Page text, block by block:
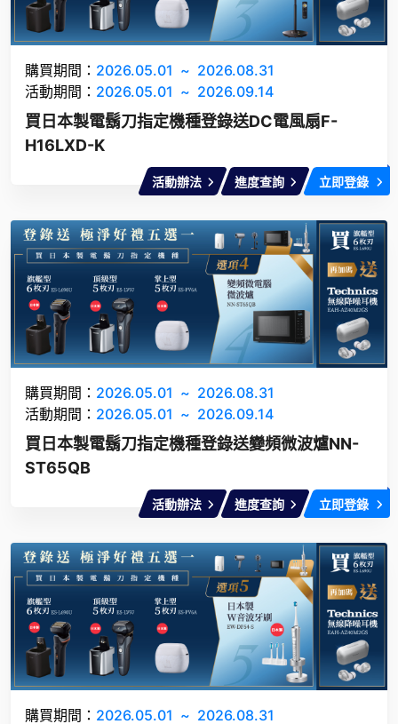
購買期間： 2026.05.01 ~ 2026.08.31
活動期間： 2026.05.01 ~ 2026.09.14
買日本製電鬍刀指定機種登錄送DC電風扇F-
H16LXD-K
活動辦法 進度查詢 立即登錄
購買期間： 2026.05.01 ~ 2026.08.31
活動期間： 2026.05.01 ~ 2026.09.14
買日本製電鬍刀指定機種登錄送變頻微波爐NN-
ST65QB
活動辦法 進度查詢 立即登錄
購買期間： 2026.05.01 ~ 2026.08.31